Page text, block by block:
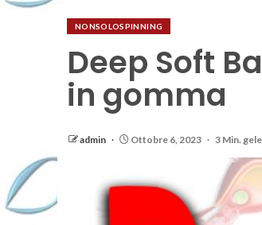
NONSOLOSPINNING
Deep Soft
in gomma
admin Ottobre 6, 2023 3 Min.